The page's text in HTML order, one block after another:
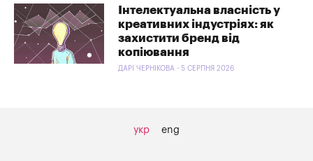
Інтелектуальна власність у
креативних індустріях: як
захистити бренд від
копіювання
ДАРІ ЧЕРНІКОВА - 5 СЕРПНЯ 2026
укр eng